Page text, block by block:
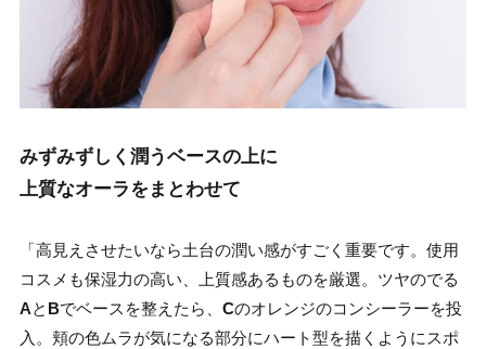
みずみずしく潤うベースの上に
上質なオーラをまとわせて
「高見えさせたいなら土台の潤い感がすごく重要です。使用
コスメも保湿力の高い、上質感あるものを厳選。ツヤのでる
Aと Bでベースを整えたら、 Cのオレンジのコンシーラーを投
入。頬の色ムラが気になる部分にハート型を描くようにスポ